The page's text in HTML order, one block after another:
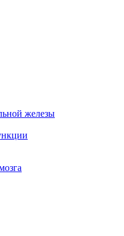
железы